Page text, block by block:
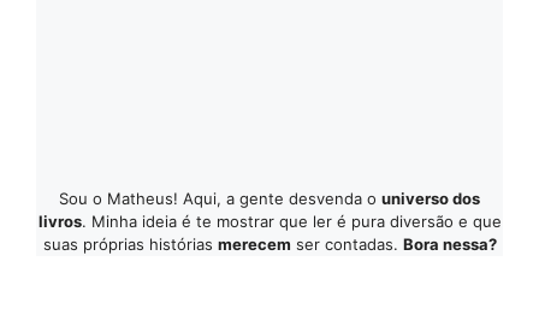
Sou o Matheus! Aqui, a gente desvenda o universo dos
livros. Minha ideia é te mostrar que ler é pura diversão e que
suas próprias histórias merecem ser contadas. Bora nessa?